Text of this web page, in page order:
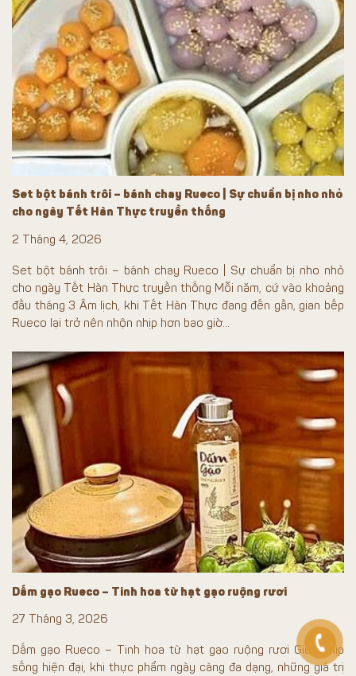
Set bột bánh trôi – bánh chay Rueco | Sự chuẩn bị nho nhỏ
cho ngày Tết Hàn Thực truyền thống
2 Tháng 4, 2026
Set bột bánh trôi – bánh chay Rueco | Sự chuẩn bị nho nhỏ
cho ngày Tết Hàn Thực truyền thống Mỗi năm, cứ vào khoảng
đầu tháng 3 Âm lịch, khi Tết Hàn Thực đang đến gần, gian bếp
Rueco lại trở nên nhộn nhịp hơn bao giờ...
Dấm gạo Rueco – Tinh hoa từ hạt gạo ruộng rươi
27 Tháng 3, 2026
Dấm gạo Rueco – Tinh hoa từ hạt gạo ruộng rươi Giữa nhịp
sống hiện đại, khi thực phẩm ngày càng đa dạng, những giá trị